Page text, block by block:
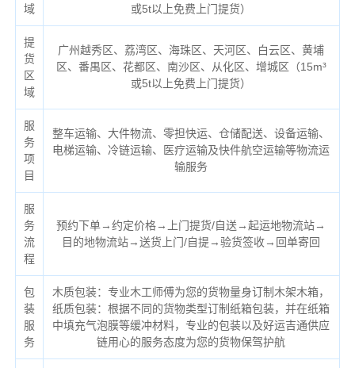
域
或5t以上免费上门提货）
提
货
区
域
广州越秀区、荔湾区、海珠区、天河区、白云区、黄埔
区、番禺区、花都区、南沙区、从化区、增城区（15m³
或5t以上免费上门提货）
服
务
项
目
整车运输、大件物流、零担快运、仓储配送、设备运输、
电梯运输、冷链运输、医疗运输及快件航空运输等物流运
输服务
服
务
流
程
预约下单→约定价格→上门提货/自送→起运地物流站→
目的地物流站→送货上门/自提→验货签收→回单寄回
包
装
服
务
木质包装：专业木工师傅为您的货物量身订制木架木箱，
纸质包装：根据不同的货物类型订制纸箱包装，并在纸箱
中填充气泡膜等缓冲材料，专业的包装以及好运吉通供应
链用心的服务态度为您的货物保驾护航